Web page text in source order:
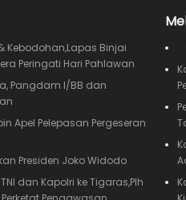
Kebodohan,Lapas Binjai
Peringati Hari Pahlawan
Pangdam I/BB dan
Apel Pelepasan Pergeseran
Presiden Joko Widodo
dan Kapolri ke Tigaras,Plh